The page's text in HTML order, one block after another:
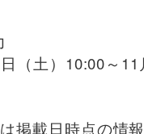
（土）10:00～11
掲載日時点の情